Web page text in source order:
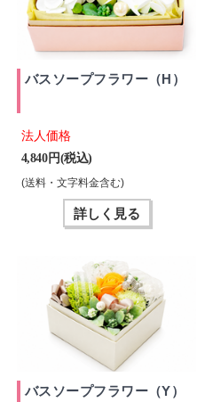
バスソープフラワー（H）
法人価格
4,840 円(税込)
(送料・文字料金含む)
詳しく見る
バスソープフラワー（Y）